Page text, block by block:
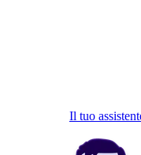
Il tuo